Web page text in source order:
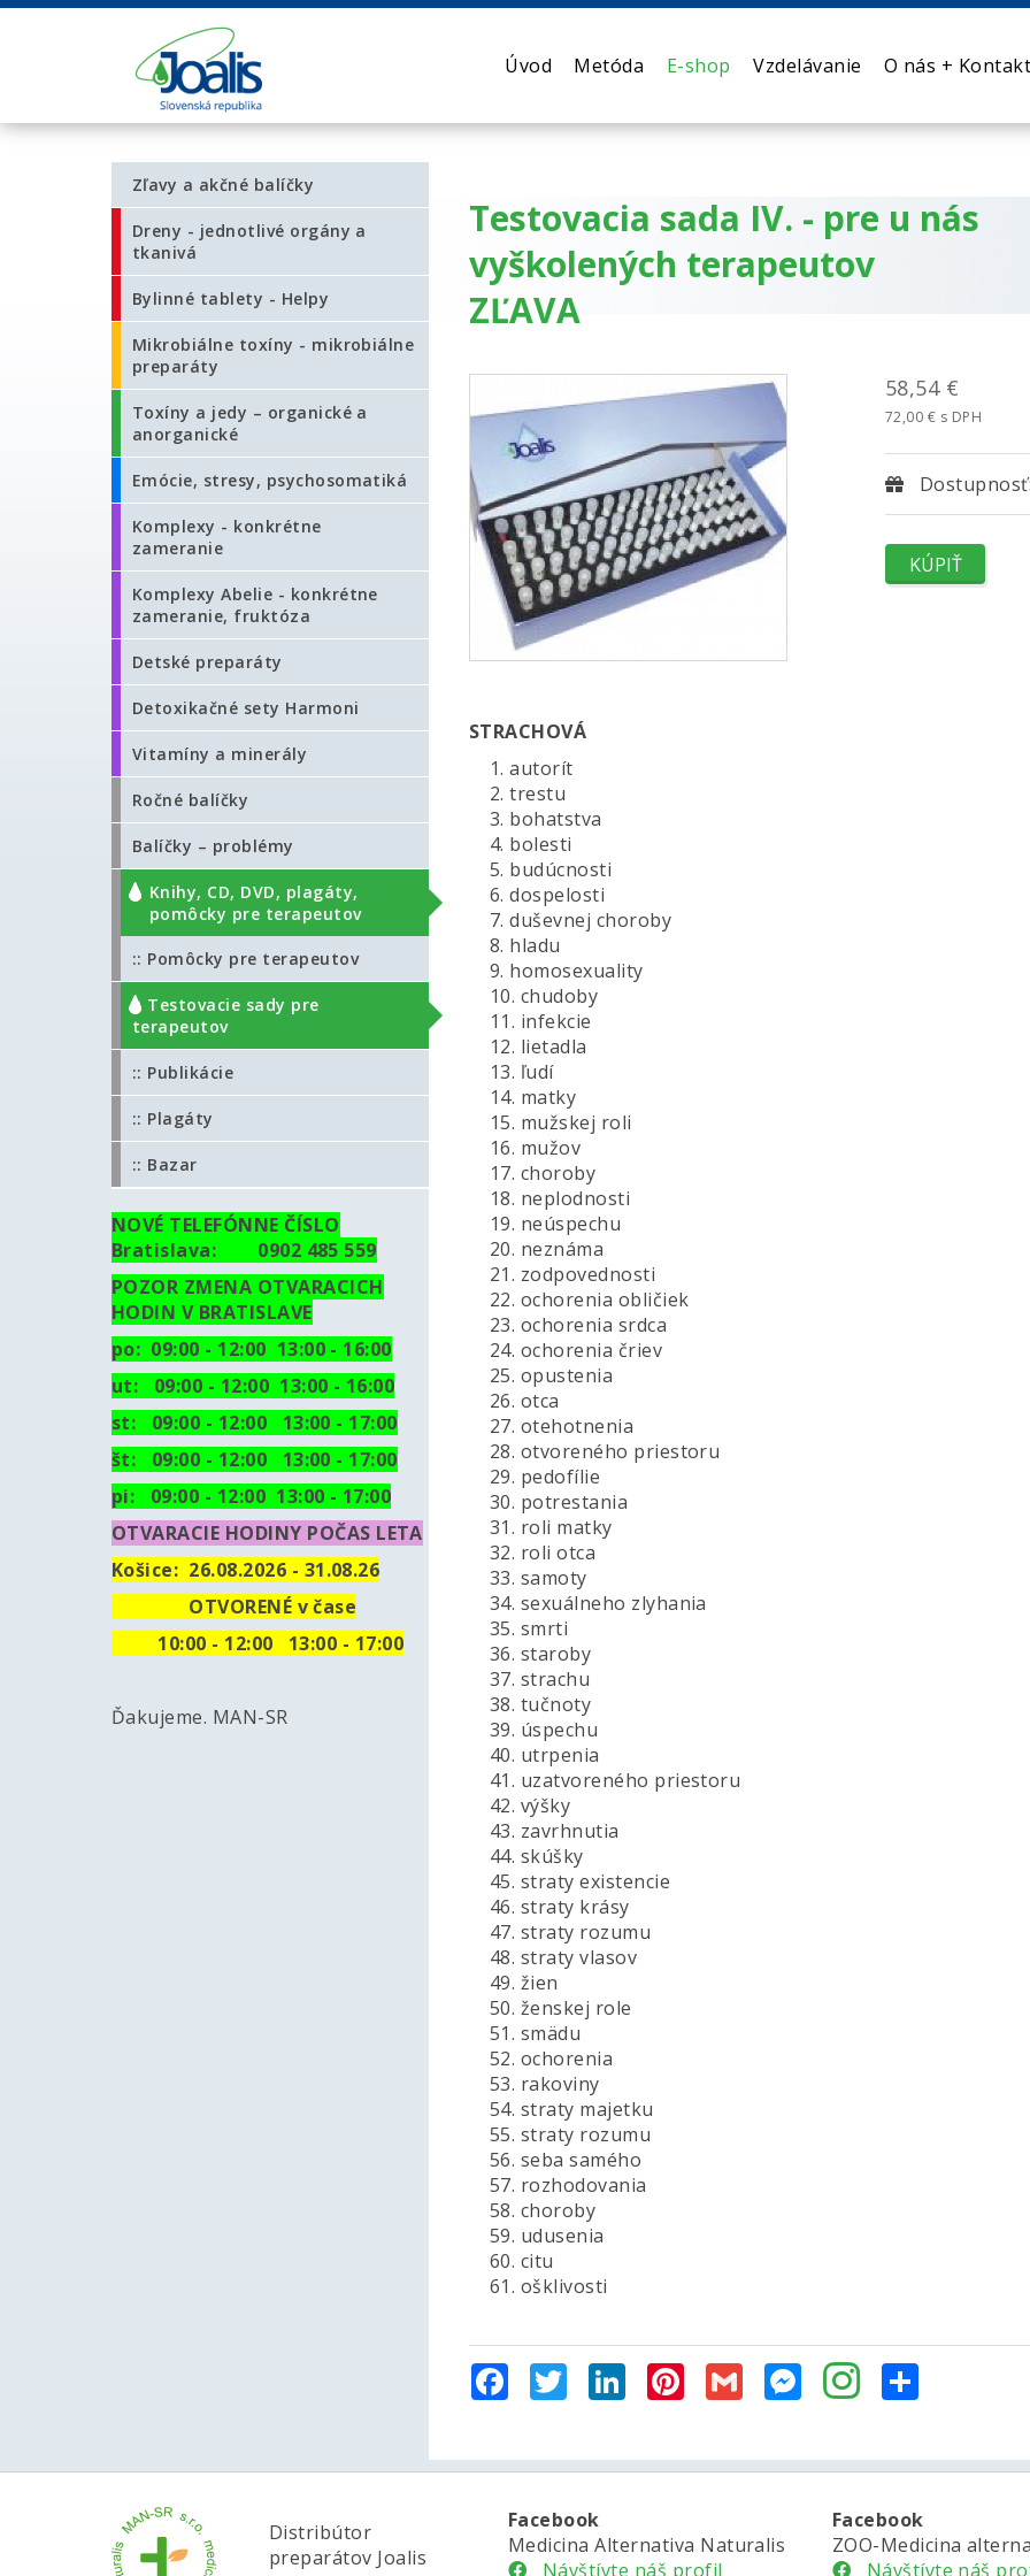
Úvod Metóda E-shop Vzdelávanie O nás +
Testovacia sada IV. - pre u nás
vyškolených terapeutov
ZĽAVA
58,54 €
72,00 € s DPH
STRACHOVÁ
1. autorít
2. trestu
3. bohatstva
4. bolesti
5. budúcnosti
6. dospelosti
7. duševnej choroby
8. hladu
9. homosexuality
10. chudoby
11. infekcie
12. lietadla
13. ľudí
14. matky
15. mužskej roli
16. mužov
17. choroby
18. neplodnosti
19. neúspechu
20. neznáma
21. zodpovednosti
22. ochorenia obličiek
23. ochorenia srdca
24. ochorenia čriev
25. opustenia
26. otca
27. otehotnenia
28. otvoreného priestoru
29. pedofílie
30. potrestania
31. roli matky
32. roli otca
33. samoty
34. sexuálneho zlyhania
35. smrti
36. staroby
37. strachu
38. tučnoty
39. úspechu
40. utrpenia
41. uzatvoreného priestoru
42. výšky
43. zavrhnutia
44. skúšky
45. straty existencie
46. straty krásy
47. straty rozumu
48. straty vlasov
49. žien
50. ženskej role
51. smädu
52. ochorenia
53. rakoviny
54. straty majetku
55. straty rozumu
56. seba samého
57. rozhodovania
58. choroby
59. udusenia
60. citu
61. ošklivosti
FacebookTwitterLinkedInPinterest
Gmail Messenger
Zľavy a akčné balíčky
Dreny - jednotlivé orgány a
tkanivá
Bylinné tablety - Helpy
Mikrobiálne toxíny - mikrobiálne
preparáty
Toxíny a jedy – organické a
anorganické
Emócie, stresy, psychosomatiká
Komplexy - konkrétne
zameranie
Komplexy Abelie - konkrétne
zameranie, fruktóza
Detské preparáty
Detoxikačné sety Harmoni
Vitamíny a minerály
Ročné balíčky
Balíčky – problémy
Knihy, CD, DVD, plagáty,
pomôcky pre terapeutov
:: Pomôcky pre terapeutov
:: Testovacie sady pre
terapeutov
:: Publikácie
:: Plagáty
:: Bazar
NOVÉ TELEFÓNNE ČÍSLO
Bratislava: 0902 485 559
POZOR ZMENA OTVARACICH
HODIN V BRATISLAVE
po: 09:00 - 12:00 13:00 - 16:00
ut: 09:00 - 12:00 13:00 - 16:00
st: 09:00 - 12:00 13:00 - 17:00
št: 09:00 - 12:00 13:00 - 17:00
pi: 09:00 - 12:00 13:00 - 17:00
OTVARACIE HODINY POČAS LETA
Košice: 26.08.2026 - 31.08.26
OTVORENÉ v čase
10:00 - 12:00 13:00 - 17:00
Ďakujeme. MAN-SR
Distribútor
preparátov Joalis
Facebook
Medicina Alternativa Naturalis
Návštívte náš profil
Facebook
ZOO-Medicina
Návštívte náš